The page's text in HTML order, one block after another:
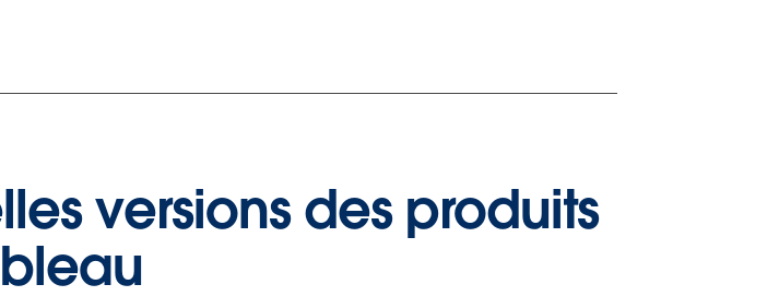
versions des produits